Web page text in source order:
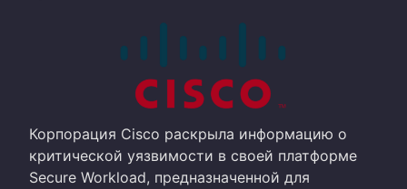
Корпорация Cisco раскрыла информацию о
критической уязвимости в своей платформе
Secure Workload, предназначенной для